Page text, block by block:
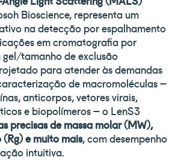
Bioscience, representa um
na detecção por espalhamento
em cromatografia por
tamanho de exclusão
para atender às demandas
de macromoléculas –
anticorpos, vetores virais,
e biopolímeros – o LenS3
precisas de massa molar (MW),
e muito mais, com desempenho
intuitiva.